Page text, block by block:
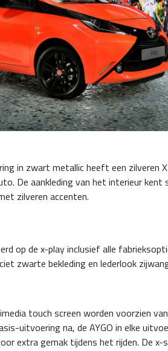
in zwart metallic heeft een zilveren
De aankleding van het interieur
zilveren accenten.
op de x-play inclusief alle
zwarte bekleding en lederlook
touch screen worden voorzien
uitvoering na, de AYGO in elke
extra gemak tijdens het rijden. De